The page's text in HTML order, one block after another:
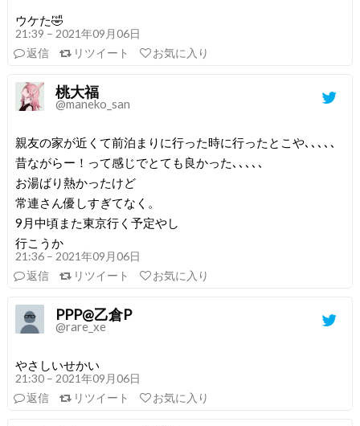
ウケた🤣
21:39 – 2021年09月06日
返信
リツイート お気に入り
桃大福
@maneko_san
親友の家が近くて前泊まりに行った時に行ったとこや､､､､､
昔ながらー！って感じでとても良かった､､､､､
お湯ばり熱かったけど
常連さん優しすぎてなく。
9月中頃また東京行く予定やし
行こうか
21:36 – 2021年09月06日
返信
リツイート お気に入り
PPP@乙倉P
@rare_xe
やさしいせかい
21:30 – 2021年09月06日
返信
リツイート お気に入り